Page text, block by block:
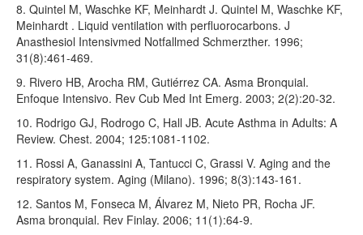
8. Quintel M, Waschke KF, Meinhardt J. Quintel M, Waschke KF,
Meinhardt . Liquid ventilation with perfluorocarbons. J
Anasthesiol Intensivmed Notfallmed Schmerzther. 1996;
31(8):461-469.
9. Rivero HB, Arocha RM, Gutiérrez CA. Asma Bronquial.
Enfoque Intensivo. Rev Cub Med Int Emerg. 2003; 2(2):20-32.
10. Rodrigo GJ, Rodrogo C, Hall JB. Acute Asthma in Adults: A
Review. Chest. 2004; 125:1081-1102.
11. Rossi A, Ganassini A, Tantucci C, Grassi V. Aging and the
respiratory system. Aging (Milano). 1996; 8(3):143-161.
12. Santos M, Fonseca M, Álvarez M, Nieto PR, Rocha JF.
Asma bronquial. Rev Finlay. 2006; 11(1):64-9.